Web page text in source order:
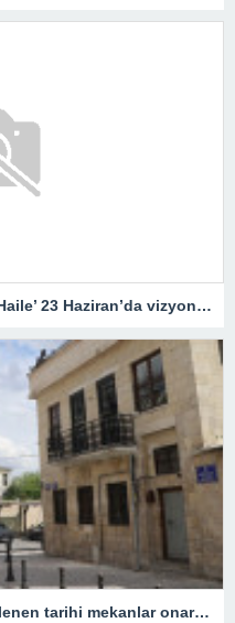
Korku filmi tutkunlarına müjde Haile’ 23 Haziran’da vizyonda
Gaziantep’te depremlerden etkilenen tarihi mekanlar onarıldı